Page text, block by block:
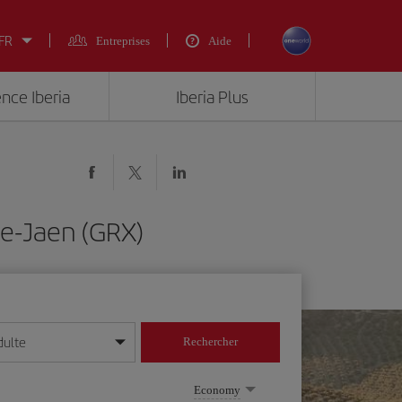
Entreprises Aide
Iberia Iberia Plus
Jaen (GRX)
année
Rechercher
Economy